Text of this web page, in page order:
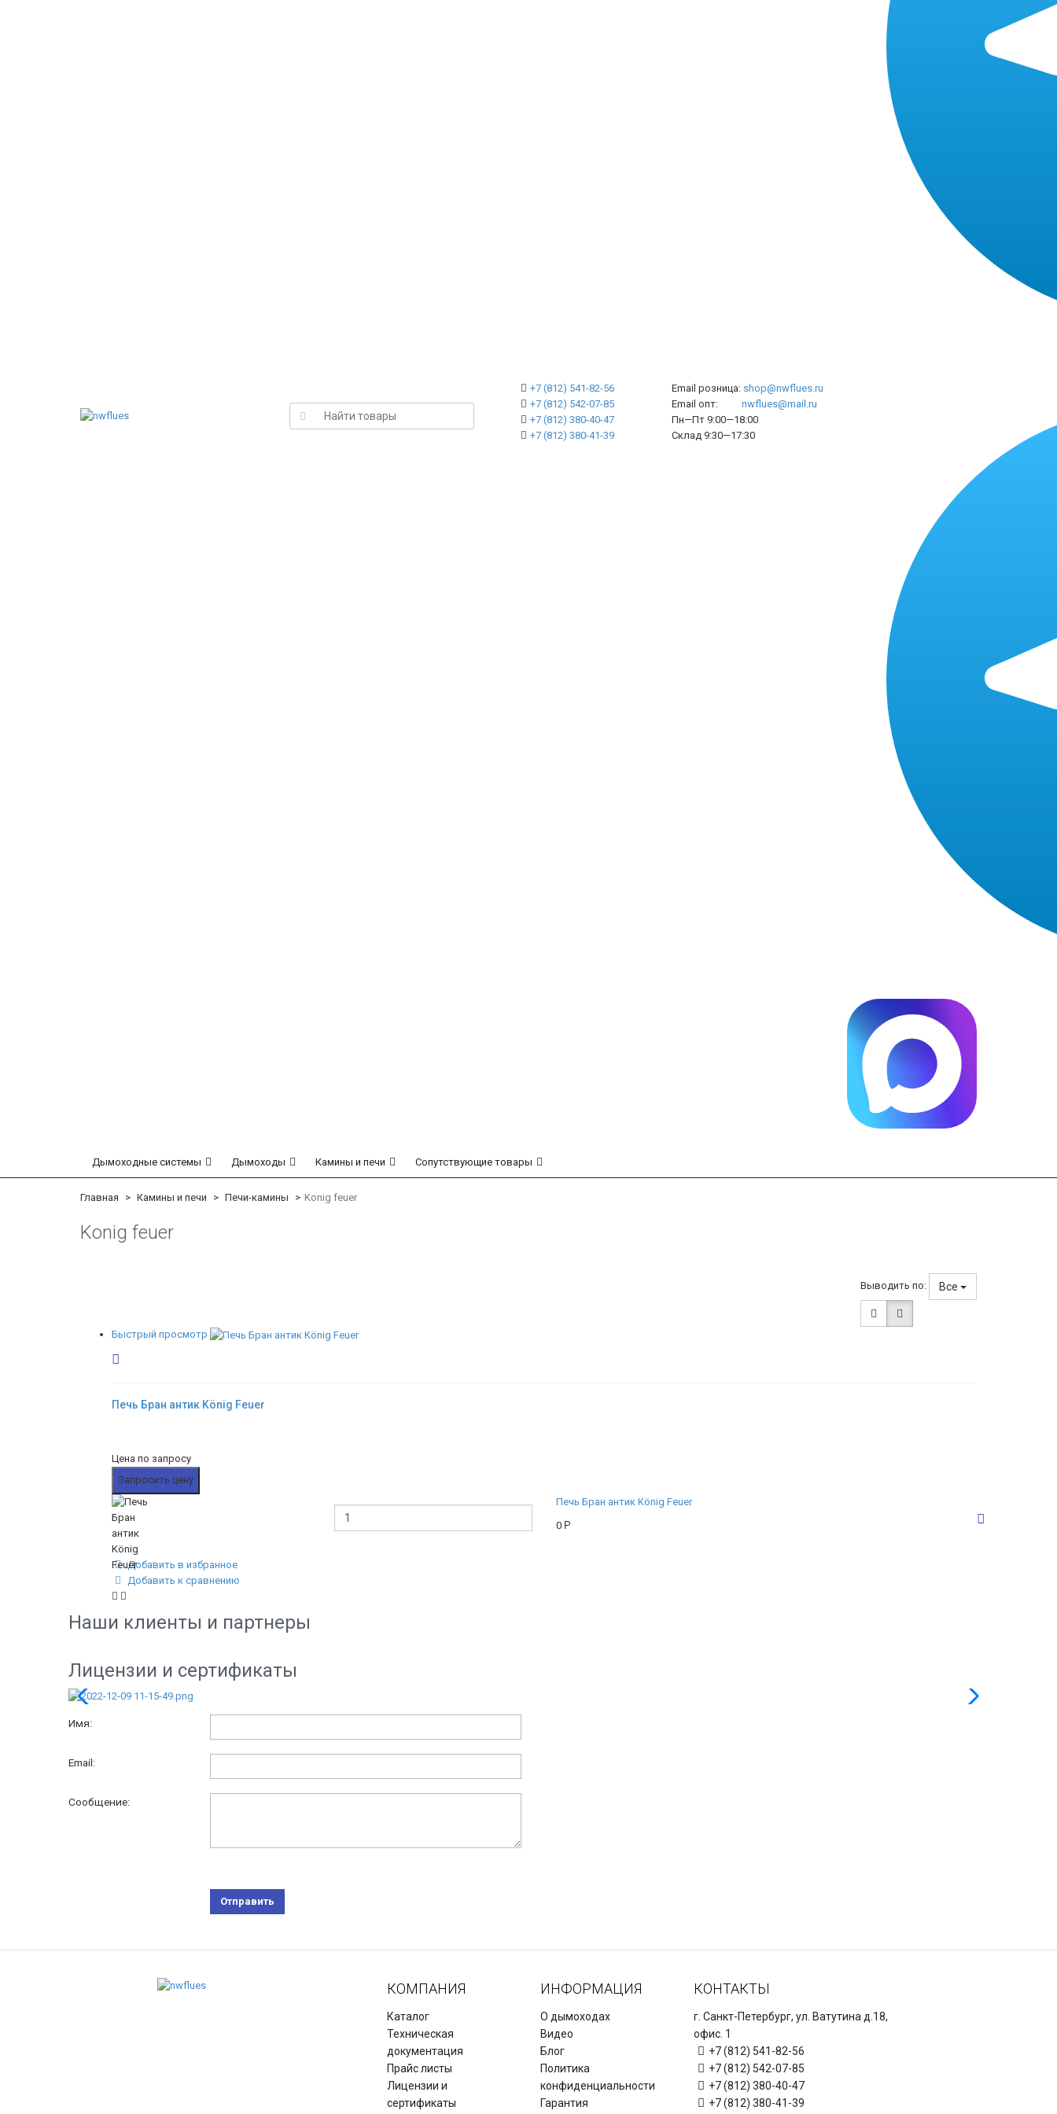
+7 (812) 541-82-56
+7 (812) 542-07-85
+7 (812) 380-40-47
+7 (812) 380-41-39
Email розница: shop@nwflues.ru
Email опт: nwflues@mail.ru
Пн—Пт 9:00—18:00
Склад 9:30—17:30
Дымоходные системы Дымоходы Камины и печи Сопутствующие товары
Главная Камины и печи Печи-камины Konig feuer
Konig feuer
Выводить по: Все
Быстрый просмотр
Печь Бран антик König Feuer
Цена по запросу
Запросить цену
Печь Бран антик König Feuer
0 Р
Добавить в избранное
Добавить к сравнению
Наши клиенты и партнеры
Лицензии и сертификаты
Имя:
Email:
Сообщение:
КОМПАНИЯ
Каталог
Техническая
документация
Прайс листы
Лицензии и
сертификаты
ИНФОРМАЦИЯ
О дымоходах
Видео
Блог
Политика
конфиденциальности
Гарантия
КОНТАКТЫ
г. Санкт-Петербург, ул. Ватутина д.18,
офис. 1
+7 (812) 541-82-56
+7 (812) 542-07-85
+7 (812) 380-40-47
+7 (812) 380-41-39